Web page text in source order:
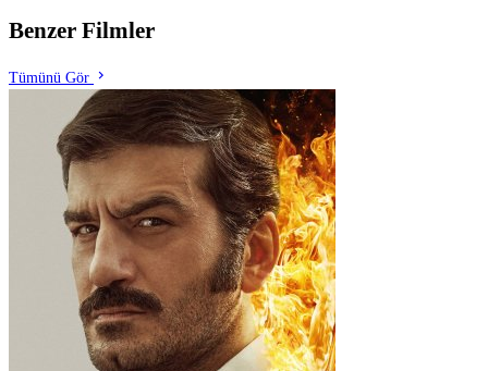
Benzer Filmler
Tümünü Gör chevron_right